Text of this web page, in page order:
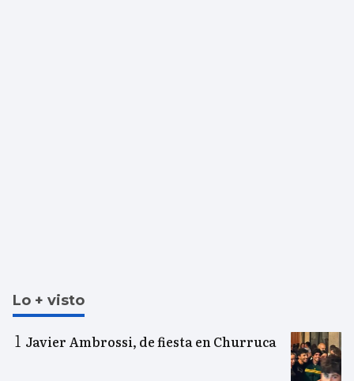
Lo + visto
Javier Ambrossi, de fiesta en Churruca